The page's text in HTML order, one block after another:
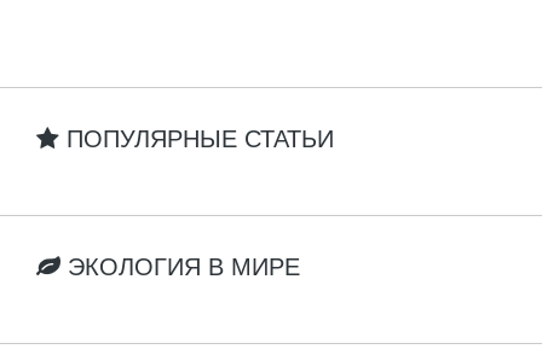
ПОПУЛЯРНЫЕ СТАТЬИ
ЭКОЛОГИЯ В МИРЕ